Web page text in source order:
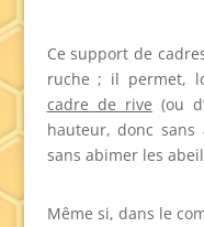
Ce support de
ruche ; il permet,
cadre de rive (ou
hauteur, donc
sans abimer les
Même si, dans le